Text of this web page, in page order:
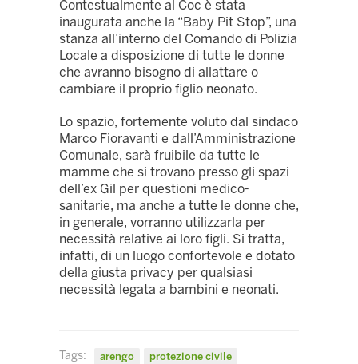
Contestualmente al Coc è stata
inaugurata anche la “Baby Pit Stop”, una
stanza all’interno del Comando di Polizia
Locale a disposizione di tutte le donne
che avranno bisogno di allattare o
cambiare il proprio figlio neonato.
Lo spazio, fortemente voluto dal sindaco
Marco Fioravanti e dall’Amministrazione
Comunale, sarà fruibile da tutte le
mamme che si trovano presso gli spazi
dell’ex Gil per questioni medico-
sanitarie, ma anche a tutte le donne che,
in generale, vorranno utilizzarla per
necessità relative ai loro figli. Si tratta,
infatti, di un luogo confortevole e dotato
della giusta privacy per qualsiasi
necessità legata a bambini e neonati.
Tags: arengo protezione civile